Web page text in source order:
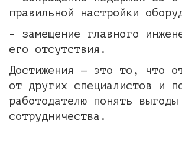
правильной настройки
- замещение главного
его отсутствия.
Достижения — это то, что
от других специалистов и
работодателю понять
сотрудничества.